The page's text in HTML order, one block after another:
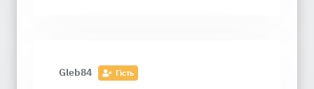
Gleb84 Гість